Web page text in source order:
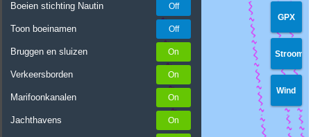
Boeien stichting Nautin
Toon boeinamen
Bruggen en sluizen
Verkeersborden
Marifoonkanalen
Jachthavens
GPX
Stroom
Wind